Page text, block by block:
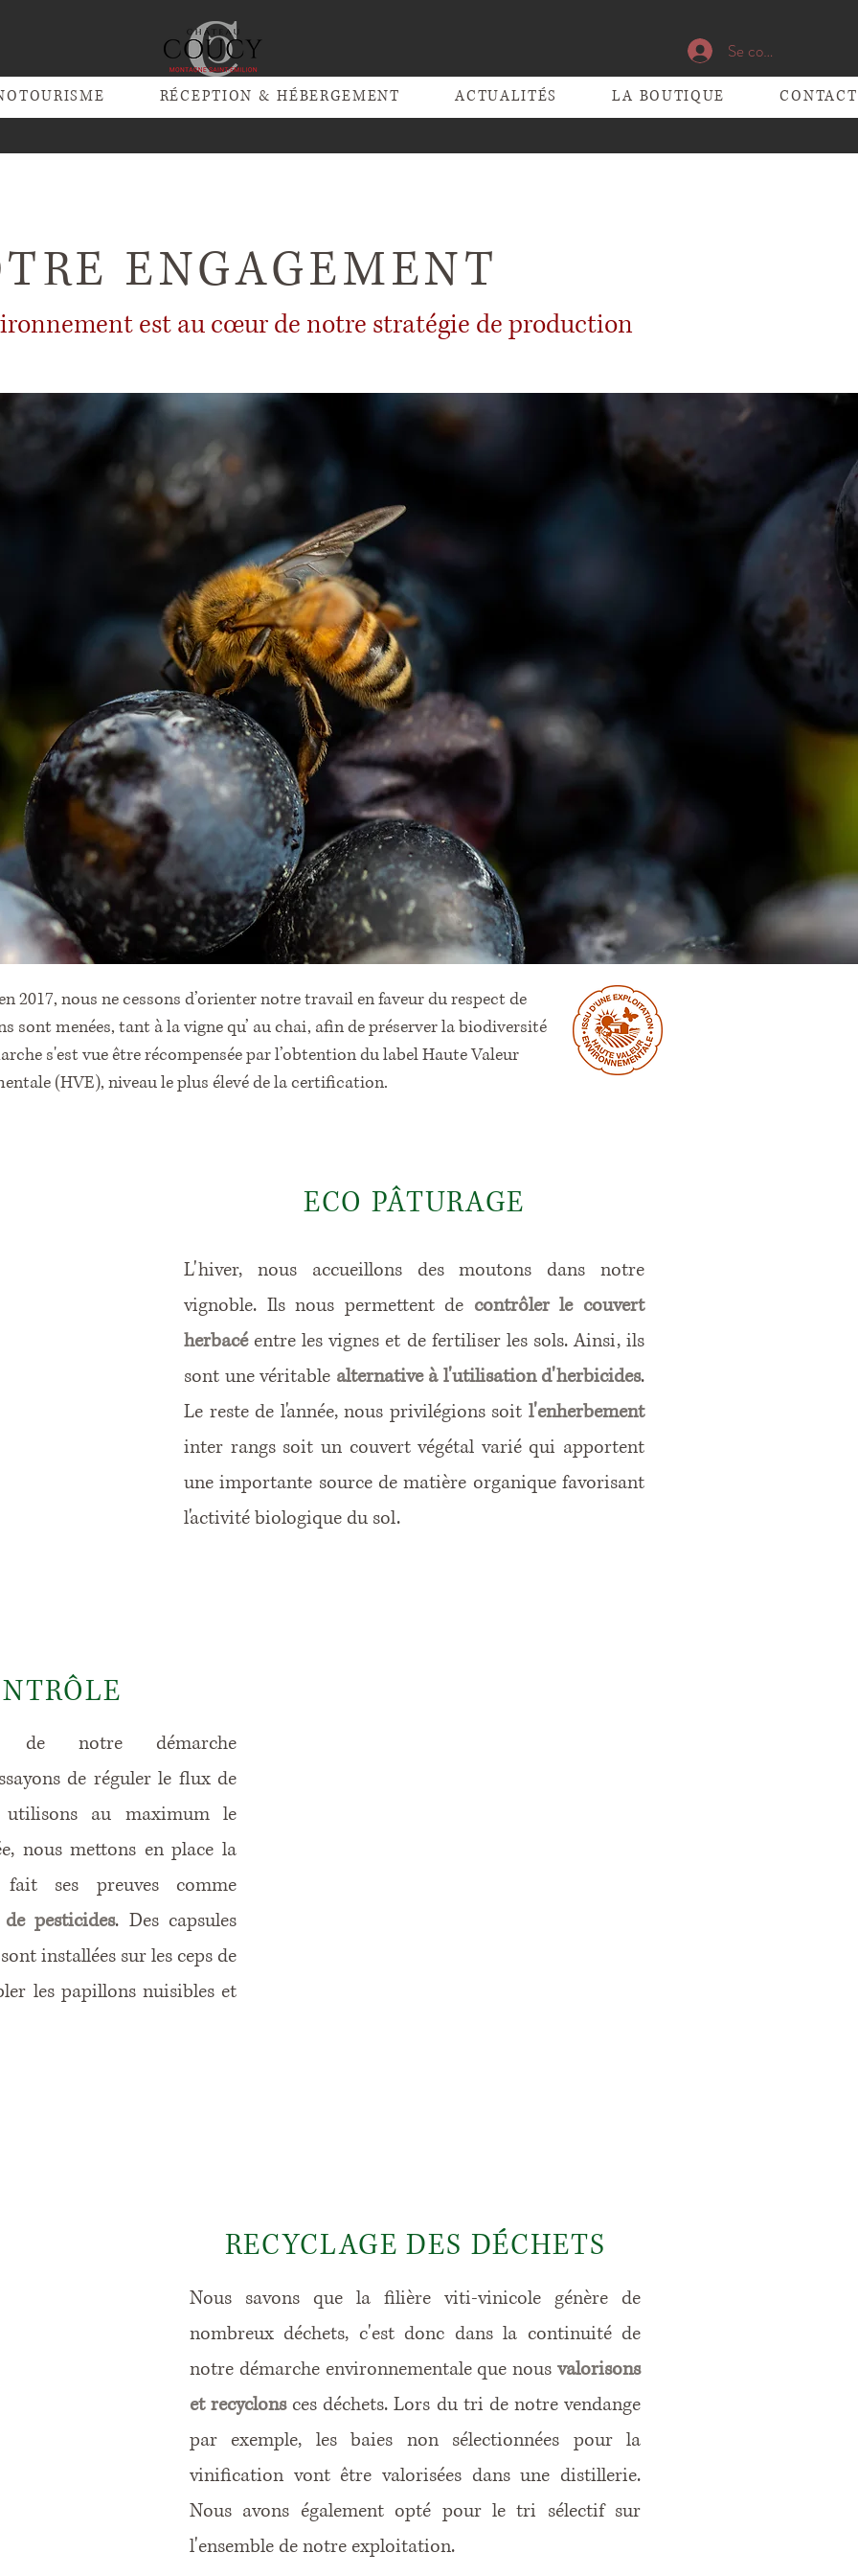
Se connecter
RÉCEPTION & HÉBERGEMENT ACTUALITÉS LA BOUTIQUE CONTACT
ENGAGEMENT
est au cœur de notre stratégie de production
2017, nous ne cessons d’orienter notre travail en faveur du respect de
sont menées, tant à la vigne qu’ au chai, afin de préserver la biodiversité
s'est vue être récompensée par l’obtention du label Haute Valeur
(HVE), niveau le plus élevé de la certification.
ECO PÂTURAGE
L'hiver, nous accueillons des moutons dans notre
vignoble. Ils nous permettent de contrôler le couvert
herbacé entre les vignes et de fertiliser les sols. Ainsi, ils
sont une véritable alternative à l'utilisation d'herbicides.
Le reste de l'année, nous privilégions soit l'enherbement
inter rangs soit un couvert végétal varié qui apportent
une importante source de matière organique favorisant
l'activité biologique du sol.
notre démarche
de réguler le flux de
au maximum le
nous mettons en place la
ses preuves comme
pesticides. Des capsules
installées sur les ceps de
les papillons nuisibles et
RECYCLAGE DES DÉCHETS
Nous savons que la filière viti-vinicole génère de
nombreux déchets, c'est donc dans la continuité de
notre démarche environnementale que nous valorisons
et recyclonsces déchets. Lors du tri de notre vendange
par exemple, les baies non sélectionnées pour la
vinification vont être valorisées dans une distillerie.
Nous avons également opté pour le tri sélectif sur
l'ensemble de notre exploitation.